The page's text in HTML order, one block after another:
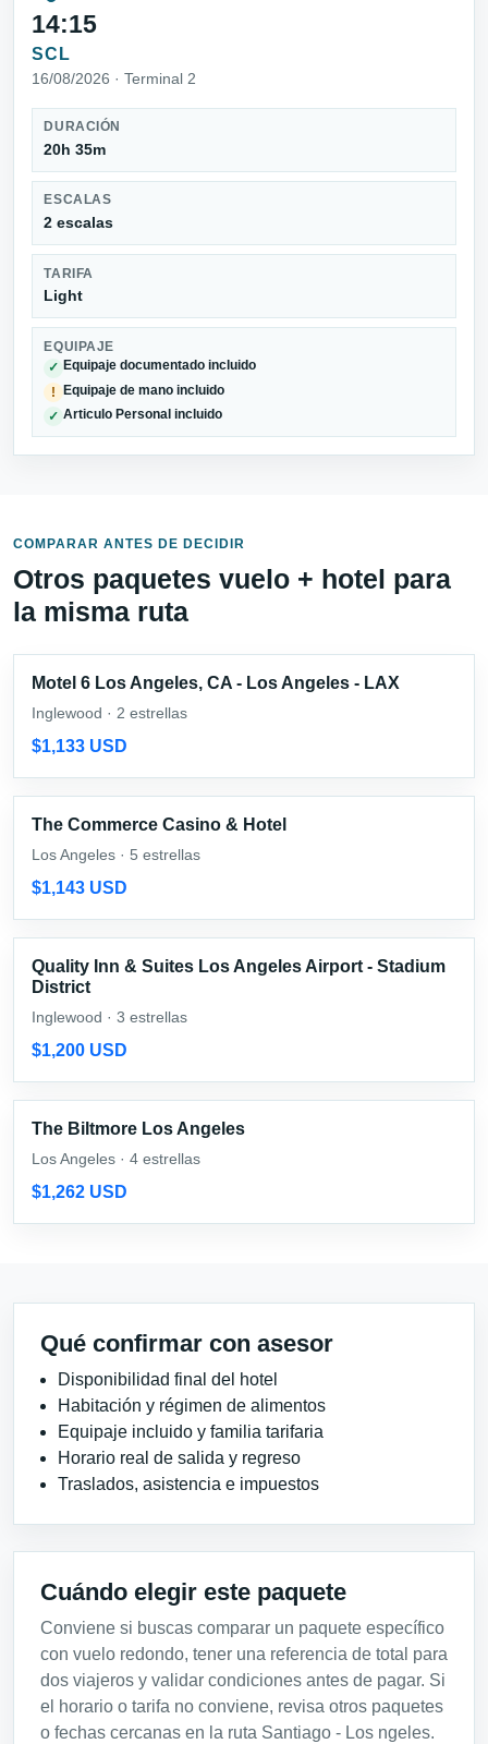
14:15
SCL
16/08/2026 · Terminal 2
DURACIÓN
20h 35m
ESCALAS
2 escalas
TARIFA
Light
EQUIPAJE
✓ Equipaje documentado incluido
! Equipaje de mano incluido
✓ Articulo Personal incluido
COMPARAR ANTES DE DECIDIR
Otros paquetes vuelo + hotel para
la misma ruta
Motel 6 Los Angeles, CA - Los Angeles - LAX
Inglewood · 2 estrellas
$1,133 USD
The Commerce Casino & Hotel
Los Angeles · 5 estrellas
$1,143 USD
Quality Inn & Suites Los Angeles Airport - Stadium
District
Inglewood · 3 estrellas
$1,200 USD
The Biltmore Los Angeles
Los Angeles · 4 estrellas
$1,262 USD
Qué confirmar con asesor
Disponibilidad final del hotel
Habitación y régimen de alimentos
Equipaje incluido y familia tarifaria
Horario real de salida y regreso
Traslados, asistencia e impuestos
Cuándo elegir este paquete
Conviene si buscas comparar un paquete específico
con vuelo redondo, tener una referencia de total para
dos viajeros y validar condiciones antes de pagar. Si
el horario o tarifa no conviene, revisa otros paquetes
o fechas cercanas en la ruta Santiago - Los ngeles.